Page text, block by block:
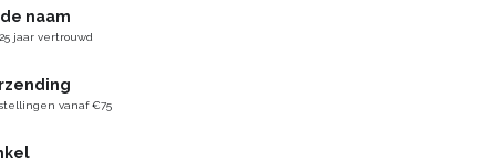
naam
jaar vertrouwd
vanaf €75